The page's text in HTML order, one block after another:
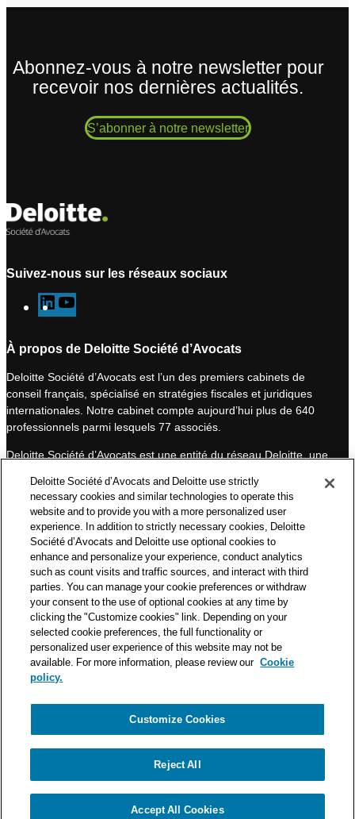
Abonnez-vous à notre newsletter pour
recevoir nos dernières actualités.
S’abonner à notre newsletter
Suivez-nous sur les réseaux sociaux
L
i
k
e
d
I
n
o
T
u
b
e
À propos de Deloitte Société d’Avocats
Deloitte Société d’Avocats est l’un des premiers cabinets de
conseil français, spécialisé en stratégies fiscales et juridiques
internationales. Notre cabinet compte aujourd’hui plus de 640
professionnels parmi lesquels 77 associés.
Deloitte Société d’Avocats est une entité du réseau Deloitte, une
professionnels et à ce titre, travaille avec les 50 000 fiscalistes
et juristes de Deloitte situés dans 150 pays.
Les informations contenues sur ce blog ont pour objectif
d’informer ses lecteurs de manière générale. Elles ne peuvent
en aucun cas se substituer à un conseil délivré par un
professionnel en fonction d’une situation donnée. Un soin
particulier est apporté à la rédaction de nos articles, néanmoins
Deloitte Société d’Avocats décline toute responsabilité relative
aux éventuelles erreurs et omissions qu’ils pourraient contenir.​
Politique de confidentialité
Mentions légales
© Deloitte Société d’Avocats. Une entité du réseau Deloitte.
Deloitte Société d’Avocats and Deloitte use strictly
necessary cookies and similar technologies to operate this
website and to provide you with a more personalized user
experience. In addition to strictly necessary cookies, Deloitte
Société d’Avocats and Deloitte use optional cookies to
enhance and personalize your experience, conduct analytics
such as count visits and traffic sources, and interact with third
parties. You can manage your cookie preferences or withdraw
your consent to the use of optional cookies at any time by
clicking the "Customize cookies" link. Depending on your
selected cookie preferences, the full functionality or
personalized user experience of this website may not be
available. For more information, please review our Cookie
policy.
Customize Cookies
Reject All
Accept All Cookies